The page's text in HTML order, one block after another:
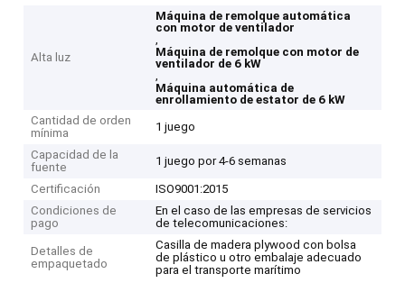
Alta luz
Máquina de remolque automática
con motor de ventilador
,
Máquina de remolque con motor de
ventilador de 6 kW
,
Máquina automática de
enrollamiento de estator de 6 kW
Cantidad de orden
mínima
1 juego
Capacidad de la
fuente
1 juego por 4-6 semanas
Certificación
ISO9001:2015
Condiciones de
pago
En el caso de las empresas de servicios
de telecomunicaciones:
Detalles de
empaquetado
Casilla de madera plywood con bolsa
de plástico u otro embalaje adecuado
para el transporte marítimo